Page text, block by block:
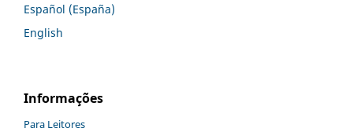
Español (España)
English
Informações
Para Leitores